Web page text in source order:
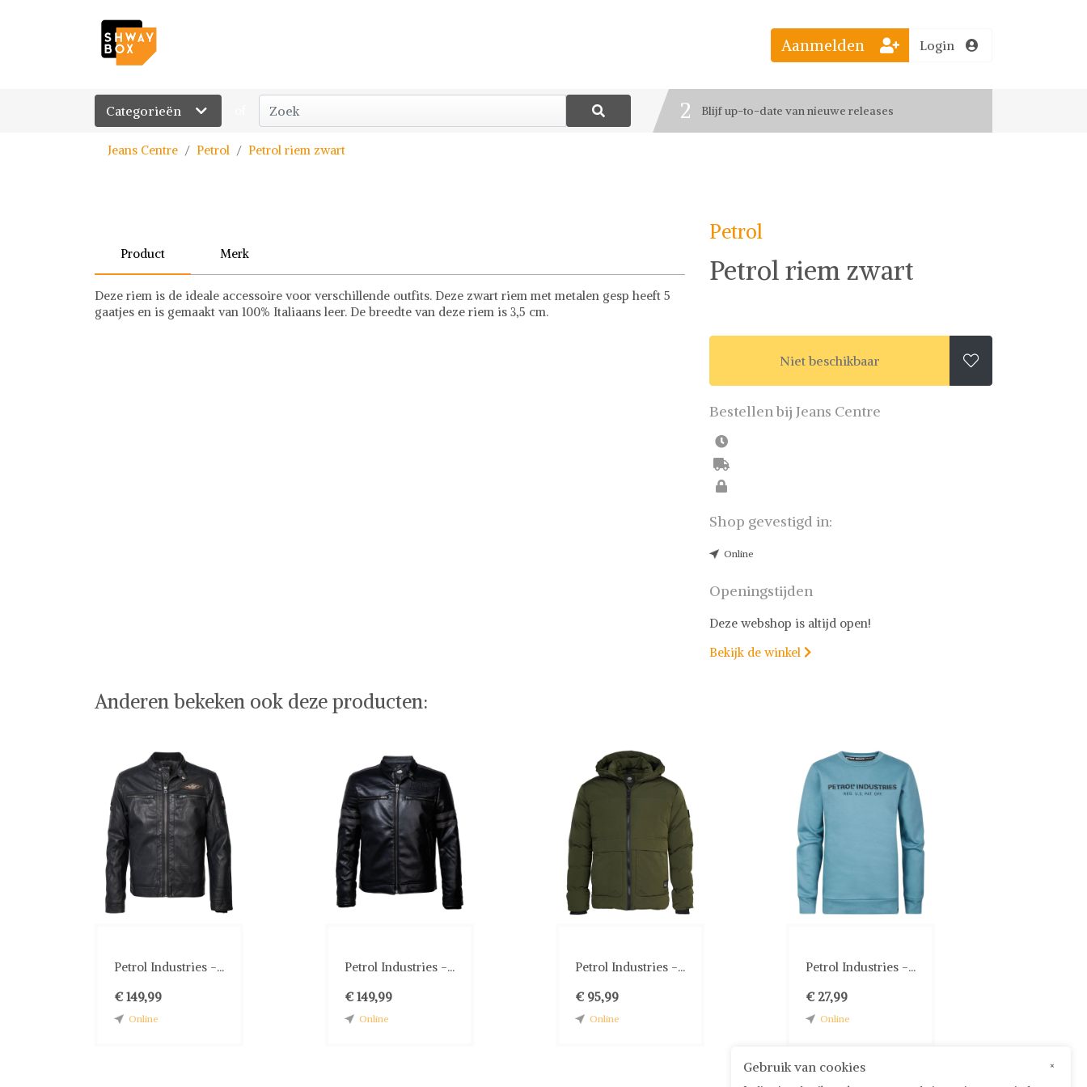
Categorieën
Bestel jouw favoriete looks
2 Blijf up-to-date van nieuwe releases
Aanmelden Login
Jeans Centre Petrol Petrol riem zwart
Product Merk
Deze riem is de ideale accessoire voor verschillende outfits. Deze zwart riem met metalen gesp heeft 5
gaatjes en is gemaakt van 100% Italiaans leer. De breedte van deze riem is 3,5 cm.
Petrol
Petrol riem zwart
Niet beschikbaar 
Bestellen bij Jeans Centre
Shop gevestigd in:
Online
Openingstijden
Deze webshop is altijd open!
Bekijk de winkel 
Anderen bekeken ook deze producten:
Petrol Industries -...
€ 149,99
Online
Petrol Industries -...
€ 149,99
Online
Petrol Industries -...
€ 95,99
Online
Petrol Industries -...
€ 27,99
Online
×
Gebruik van cookies